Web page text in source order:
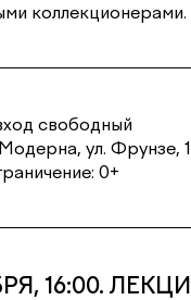
коллекционерами.
свободный
ул. Фрунзе,
0+
16:00.